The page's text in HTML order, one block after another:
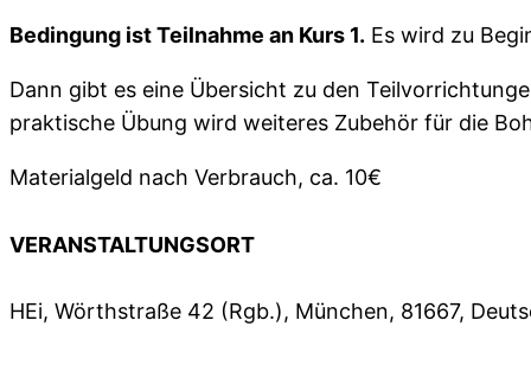
Bedingung ist Teilnahme an Kurs 1. Es wird zu
Dann gibt es eine Übersicht zu den
praktische Übung wird weiteres Zubehör für die
Materialgeld nach Verbrauch, ca. 10€
VERANSTALTUNGSORT
HEi, Wörthstraße 42 (Rgb.), München, 81667,